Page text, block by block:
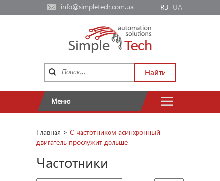
info@simpletech.com.ua RU UA
Найти
Меню
Главная > С частотником асинхронный
двигатель прослужит дольше
Частотники